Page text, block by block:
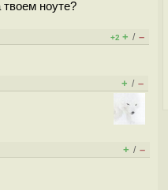
ноуте?
+2 + / –
+ / –
+ / –